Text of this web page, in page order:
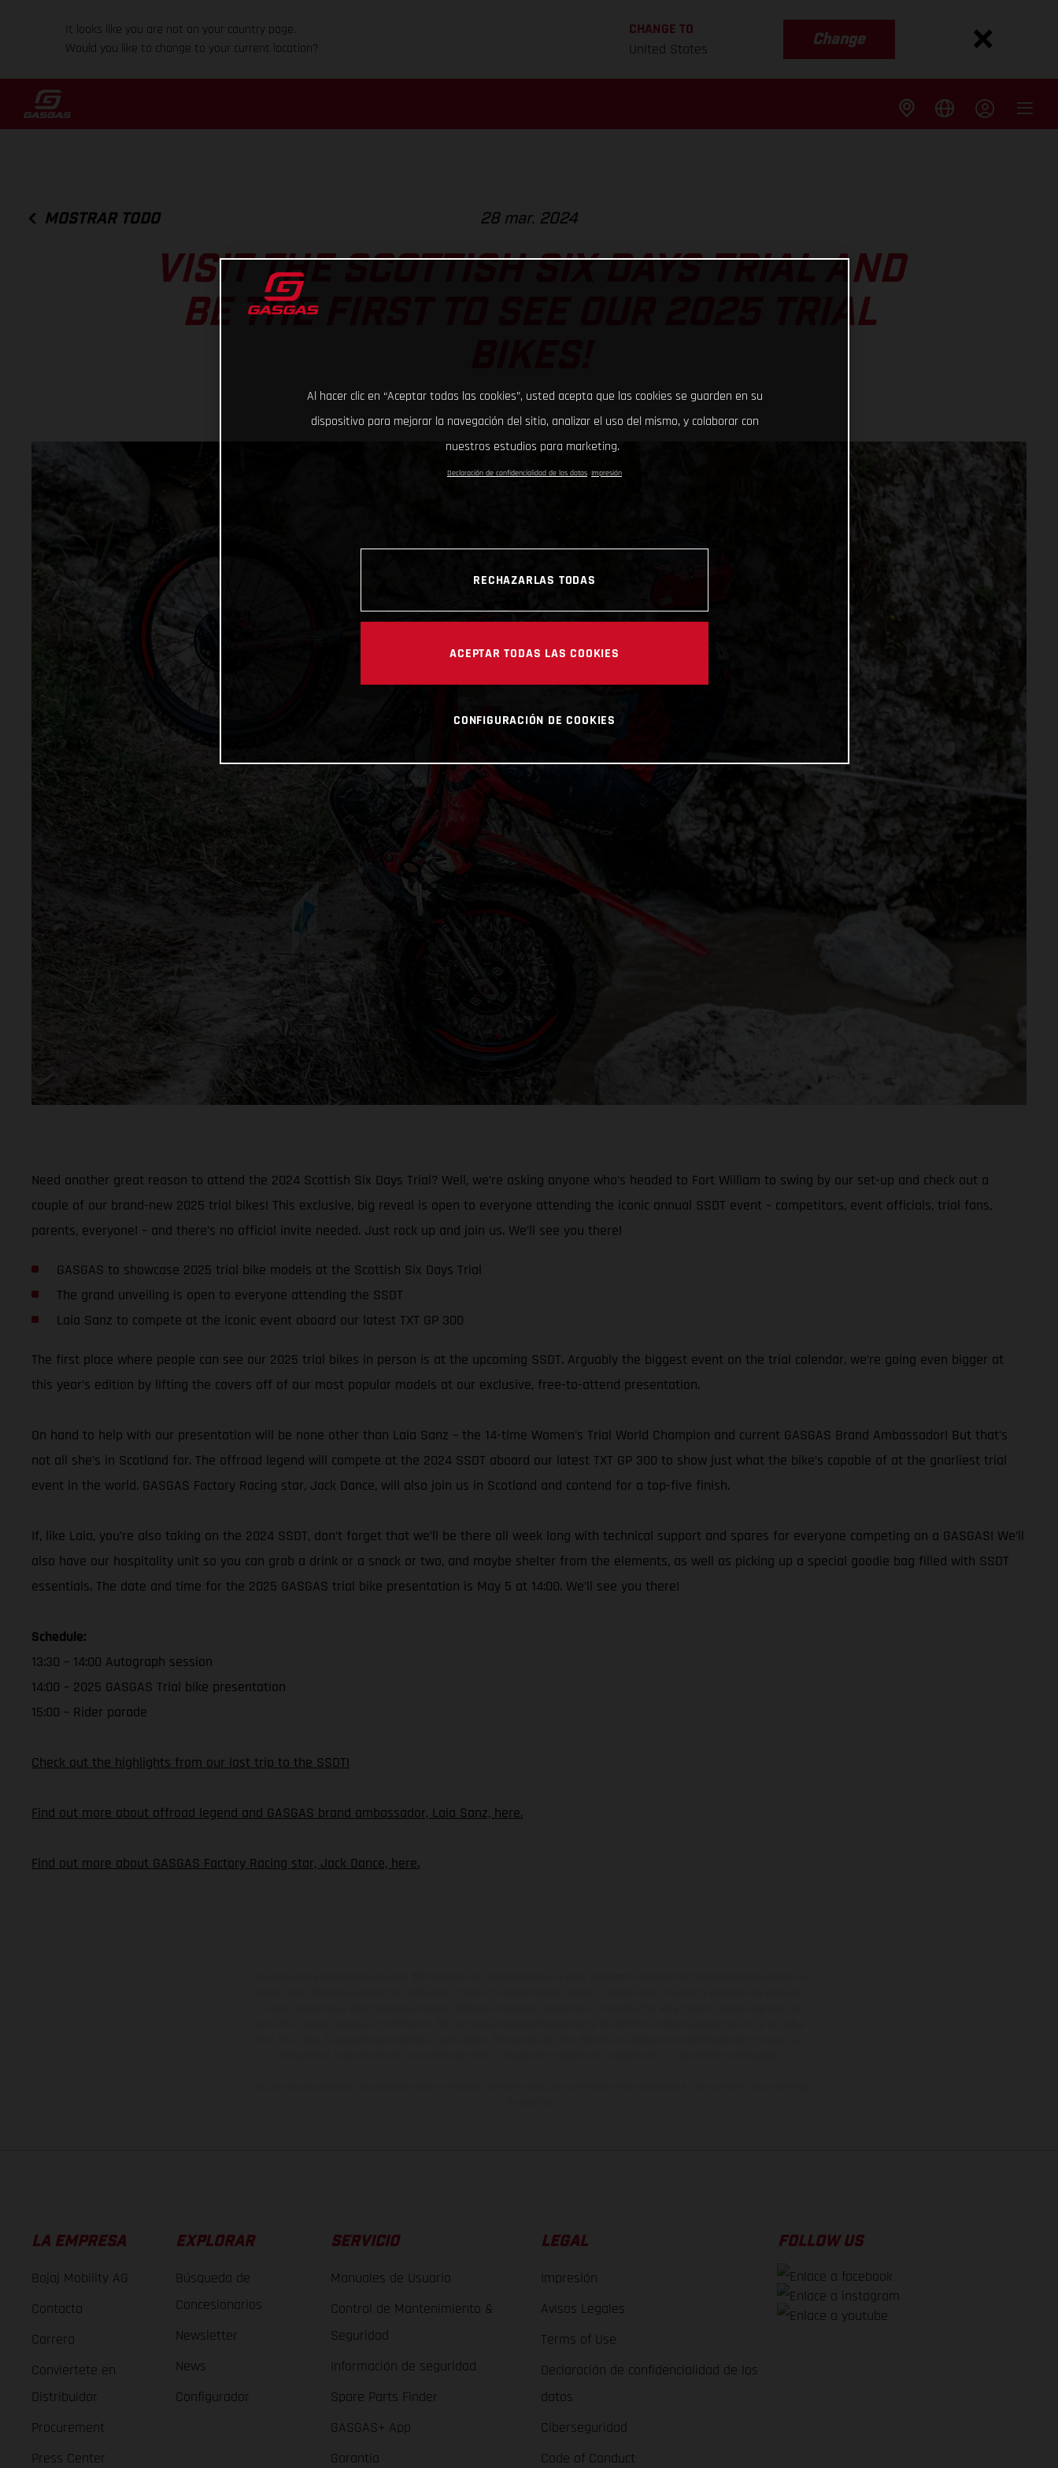
It looks like you are not on your country page.
Would you like to change to your current location?
CHANGE TO
United States
Change
MOSTRAR TODO 28 mar. 2024
VISIT THE SCOTTISH SIX DAYS TRIAL AND
BE THE FIRST TO SEE OUR 2025 TRIAL
Need another great reason to attend the 2024 Scottish Six Days Trial? Well, we’re asking anyone who’s headed to Fort William to swing by our set-up and check out a
couple of our brand-new 2025 trial bikes! This exclusive, big reveal is open to everyone attending the iconic annual SSDT event – competitors, event officials, trial fans,
parents, everyone! – and there’s no official invite needed. Just rock up and join us. We’ll see you there!
GASGAS to showcase 2025 trial bike models at the Scottish Six Days Trial
The grand unveiling is open to everyone attending the SSDT
Laia Sanz to compete at the iconic event aboard our latest TXT GP 300
The first place where people can see our 2025 trial bikes in person is at the upcoming SSDT. Arguably the biggest event on the trial calendar, we’re going even bigger at
this year’s edition by lifting the covers off of our most popular models at our exclusive, free-to-attend presentation.
On hand to help with our presentation will be none other than Laia Sanz – the 14-time Women's Trial World Champion and current GASGAS Brand Ambassador! But that’s
not all she’s in Scotland for. The offroad legend will compete at the 2024 SSDT aboard our latest TXT GP 300 to show just what the bike’s capable of at the gnarliest trial
event in the world. GASGAS Factory Racing star, Jack Dance, will also join us in Scotland and contend for a top-five finish.
If, like Laia, you’re also taking on the 2024 SSDT, don’t forget that we’ll be there all week long with technical support and spares for everyone competing on a GASGAS! We’ll
also have our hospitality unit so you can grab a drink or a snack or two, and maybe shelter from the elements, as well as picking up a special goodie bag filled with SSDT
essentials. The date and time for the 2025 GASGAS trial bike presentation is May 5 at 14:00. We’ll see you there!
Schedule:
13:30 – 14:00 Autograph session
14:00 – 2025 GASGAS Trial bike presentation
15:00 – Rider parade
Check out the highlights from our last trip to the SSDT!
Find out more about offroad legend and GASGAS brand ambassador, Laia Sanz, here.
Find out more about GASGAS Factory Racing star, Jack Dance, here.
LA EMPRESA
Bajaj Mobility AG
Contacto
Carrera
Conviertete en
Distribuidor
Procurement
Press Center
EXPLORAR
Búsqueda de
Concesionarios
Newsletter
News
Configurador
SERVICIO
Manuales de Usuario
Control de Mantenimiento &
Seguridad
Información de seguridad
Spare Parts Finder
GASGAS+ App
Garantía
LEGAL
Impresión
Avisos Legales
Terms of Use
Declaración de confidencialidad de los
datos
Ciberseguridad
Code of Conduct
FOLLOW US
Al hacer clic en “Aceptar todas las cookies”, usted acepta que las cookies se guarden en su
dispositivo para mejorar la navegación del sitio, analizar el uso del mismo, y colaborar con
nuestros estudios para marketing.
Declaración de confidencialidad de los datos Impresión
RECHAZARLAS TODAS
ACEPTAR TODAS LAS COOKIES
CONFIGURACIÓN DE COOKIES